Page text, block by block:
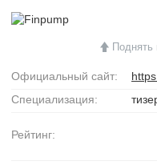
Поднять
Официальный сайт:
Специализация:
Рейтинг: